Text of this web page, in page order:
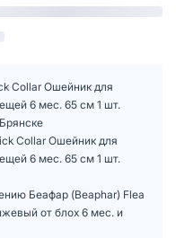
Collar Ошейник для
6 мес. 65 см 1 шт.
Collar Ошейник для
6 мес. 65 см 1 шт.
Беафар (Beaphar) Flea
от блох 6 мес. и